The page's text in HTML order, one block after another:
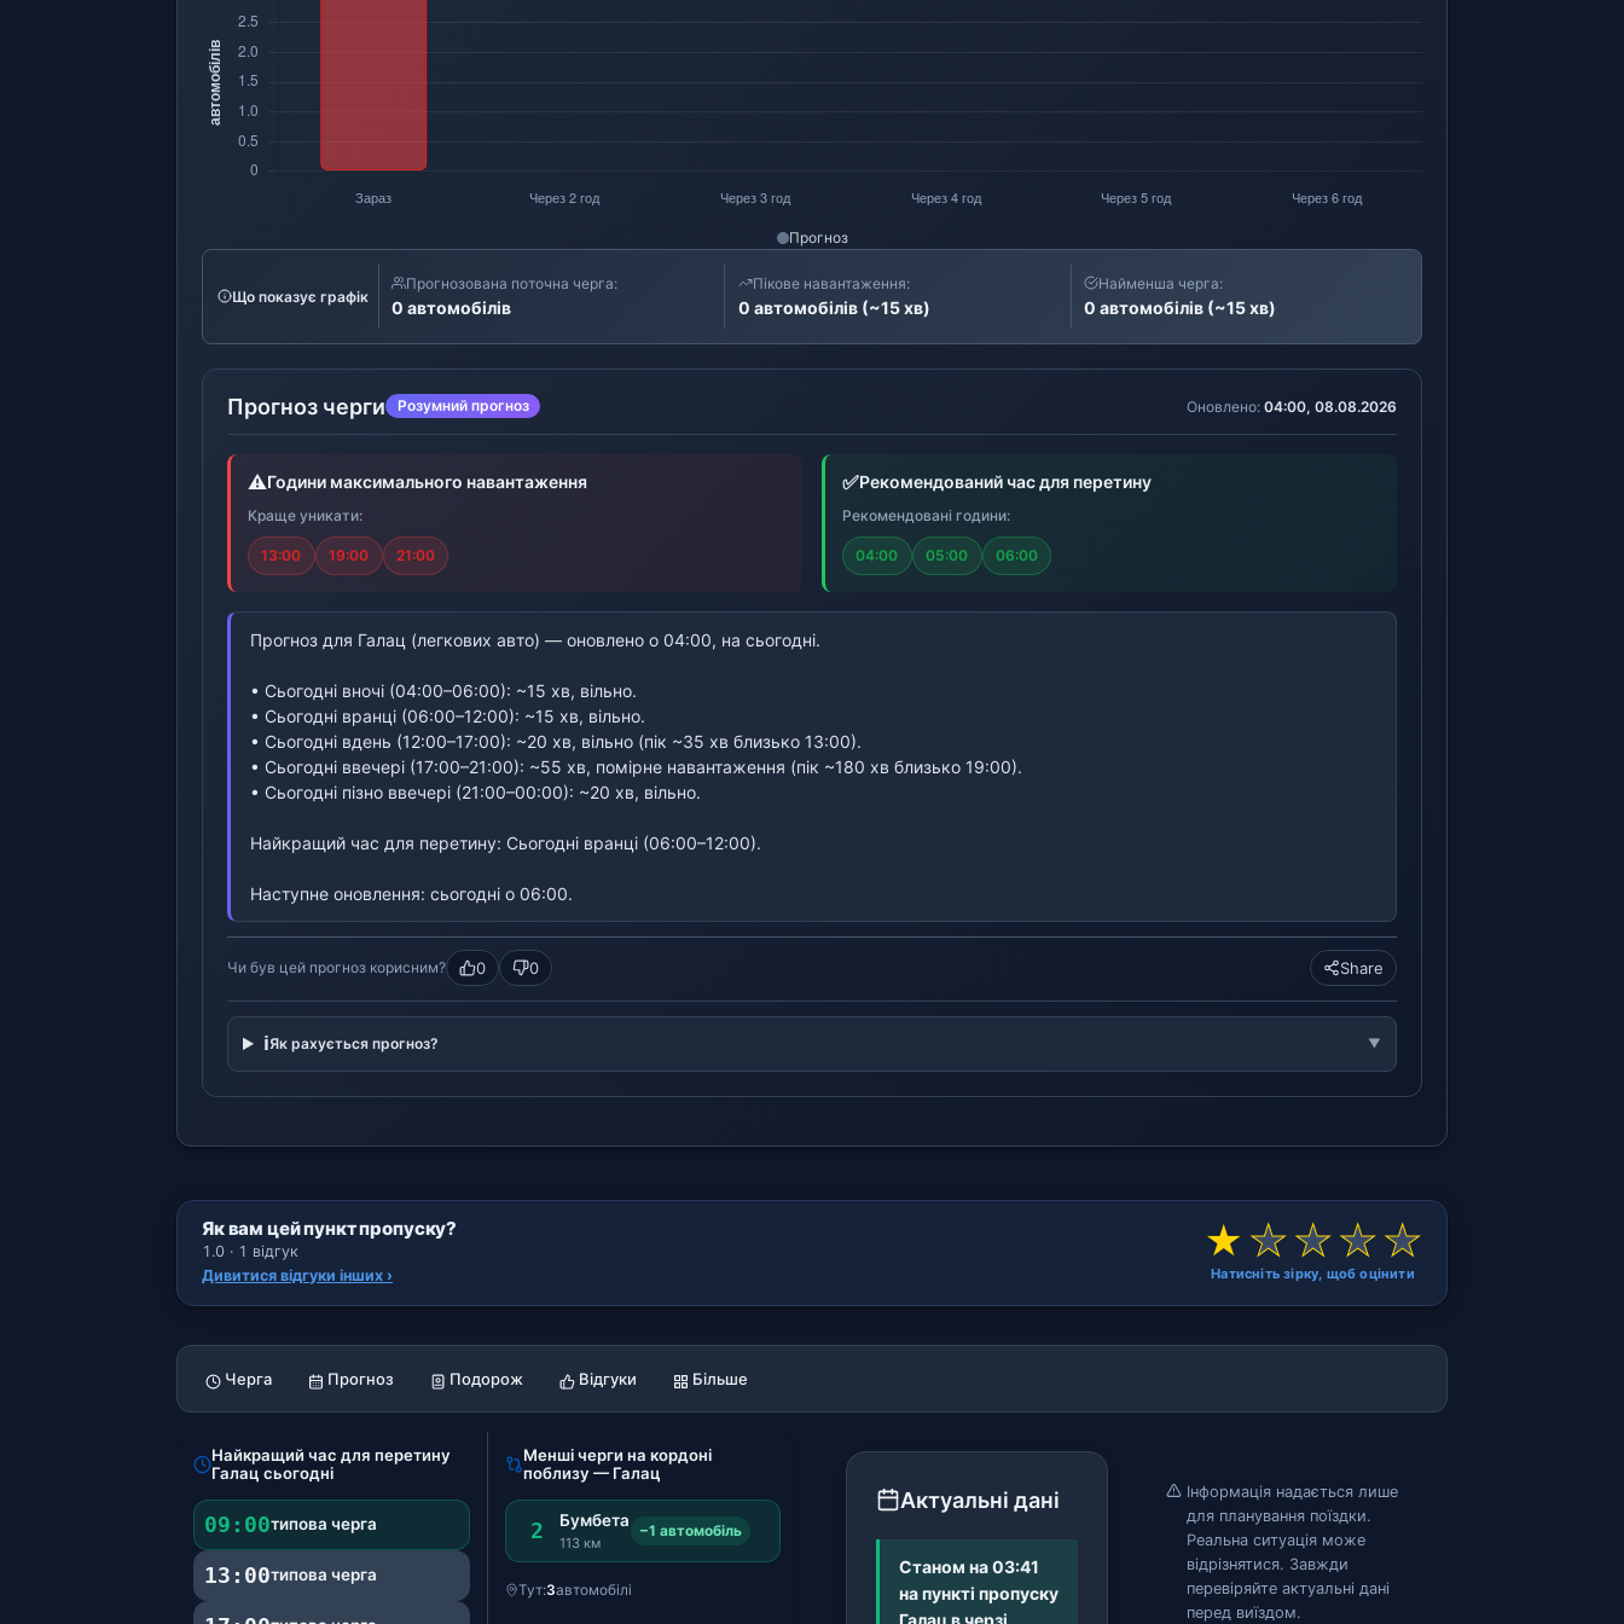
Черга Прогноз Подорож Відгуки Більше
Прогноз
Що показує графік
Прогнозована поточна черга:
0 автомобілів
Пікове навантаження:
0 автомобілів (~15 хв)
Найменша черга:
0 автомобілів (~15 хв)
Прогноз черги Розумний прогноз Оновлено: 04:00, 08.08.2026
⚠️Години максимального навантаження
Краще уникати:
13:00 19:00 21:00
✅Рекомендований час для перетину
Рекомендовані години:
04:00 05:00 06:00
Прогноз для Галац (легкових авто) — оновлено о 04:00, на сьогодні.
• Сьогодні вночі (04:00–06:00): ~15 хв, вільно.
• Сьогодні вранці (06:00–12:00): ~15 хв, вільно.
• Сьогодні вдень (12:00–17:00): ~20 хв, вільно (пік ~35 хв близько 13:00).
• Сьогодні ввечері (17:00–21:00): ~55 хв, помірне навантаження (пік ~180 хв близько 19:00).
• Сьогодні пізно ввечері (21:00–00:00): ~20 хв, вільно.
Найкращий час для перетину: Сьогодні вранці (06:00–12:00).
Наступне оновлення: сьогодні о 06:00.
Чи був цей прогноз корисним? 0 0 Share
ℹ️Як рахується прогноз? ▼
Як вам цей пункт пропуску?
1.0 · 1 відгук
Дивитися відгуки інших ›
★ ★★★★
Натисніть зірку, щоб оцінити
Найкращий час для перетину
Галац сьогодні
09:00типова черга
13:00типова черга
Менші черги на кордоні
поблизу — Галац
2 Бумбета
113 км
−1 автомобіль
Тут:3автомобілі
Актуальні дані
Станом на 03:41
на пункті пропуску
Галац в черзі
Інформація надається лише
для планування поїздки.
Реальна ситуація може
відрізнятися. Завжди
перевіряйте актуальні дані
перед виїздом.